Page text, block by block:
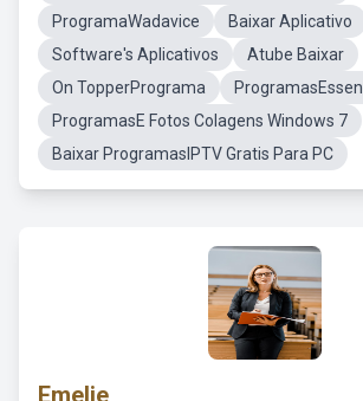
ProgramaWadavice
Baixar Aplicativo
Software's Aplicativos
Atube Baixar
On TopperPrograma
ProgramasE Fotos Colagens Windows 7
Baixar ProgramasIPTV Gratis Para PC
Emelie